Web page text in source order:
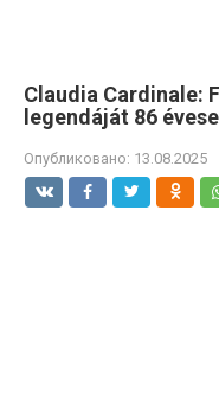
Claudia Cardinale:
legendáját 86
Опубликовано: 13.08.2025